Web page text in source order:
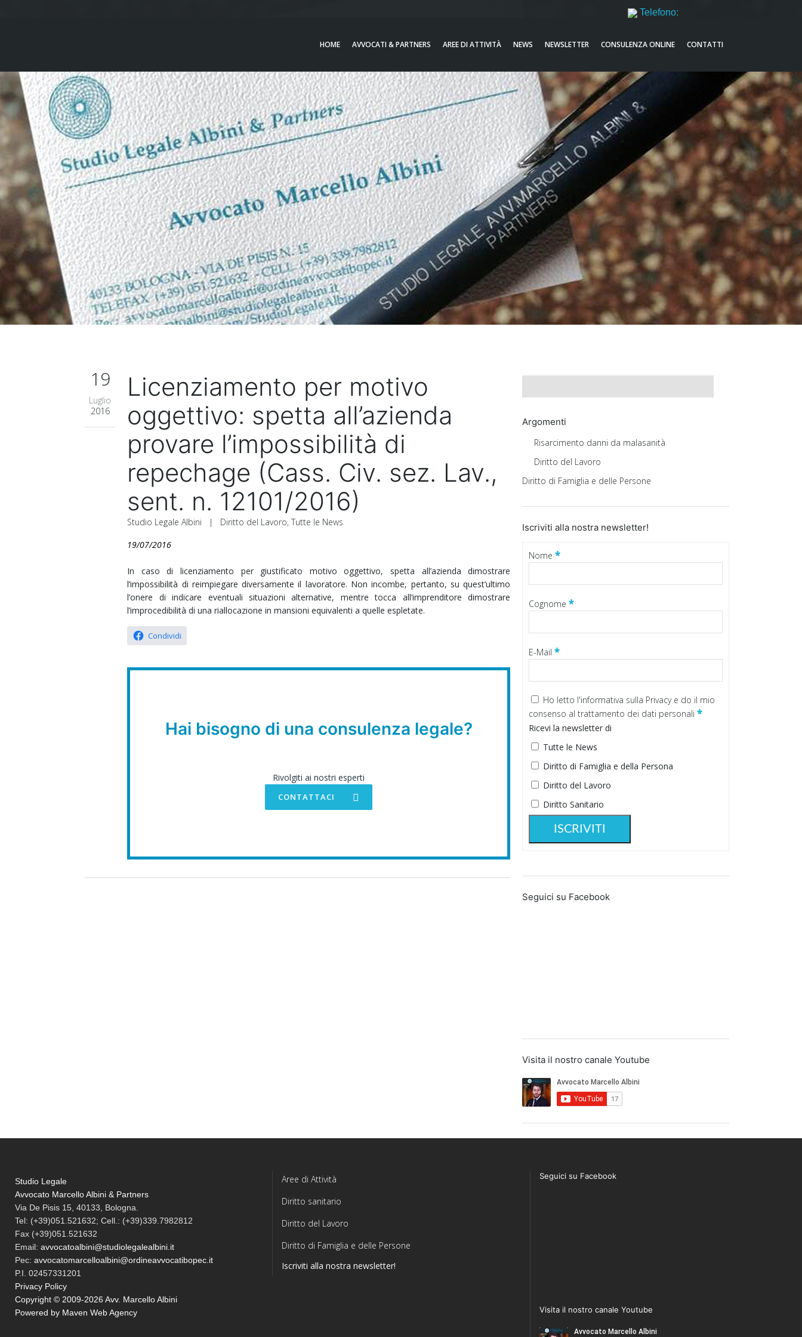
Telefono:
HOME
AVVOCATI & PARTNERS AREE DI ATTIVITÀ NEWS NEWSLETTER CONSULENZA ONLINE CONTATTI
19
Luglio
2016
Licenziamento per motivo
oggettivo: spetta all’azienda
provare l’impossibilità di
repechage (Cass. Civ. sez. Lav.,
sent. n. 12101/2016)
Studio Legale Albini | Diritto del Lavoro,Tutte le News
19/07/2016
In caso di licenziamento per giustificato motivo oggettivo, spetta all’azienda dimostrare
l’impossibilità di reimpiegare diversamente il lavoratore. Non incombe, pertanto, su quest’ultimo
l’onere di indicare eventuali situazioni alternative, mentre tocca all’imprenditore dimostrare
l’improcedibilità di una riallocazione in mansioni equivalenti a quelle espletate.
Condividi
Hai bisogno di una consulenza legale?
Rivolgiti ai nostri esperti
CONTATTACI
Argomenti
Risarcimento danni da malasanità
Diritto del Lavoro
Diritto di Famiglia e delle Persone
Iscriviti alla nostra newsletter!
Nome*
Cognome*
E-Mail*
Ho letto l'informativa sulla Privacy e do il mio
consenso al trattamento dei dati personali*
Ricevi la newsletter di
Tutte le News
Diritto di Famiglia e della Persona
Diritto del Lavoro
Diritto Sanitario
Seguici su Facebook
Visita il nostro canale Youtube
Studio Legale
Avvocato Marcello Albini & Partners
Via De Pisis 15, 40133, Bologna.
Tel: (+39)051.521632; Cell.: (+39)339.7982812
Fax (+39)051.521632
Email: avvocatoalbini@studiolegalealbini.it
Pec: avvocatomarcelloalbini@ordineavvocatibopec.it
P.I. 02457331201
Privacy Policy
Copyright © 2009-2026 Avv. Marcello Albini
Powered by Maven Web Agency
Aree di Attività
Diritto sanitario
Diritto del Lavoro
Diritto di Famiglia e delle Persone
Iscriviti alla nostra newsletter!
Seguici su Facebook
Visita il nostro canale Youtube